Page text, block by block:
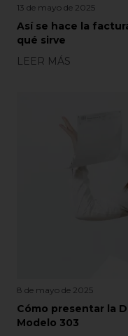
13 de mayo de 2025
Así se hace la
qué sirve
LEER MÁS
8 de mayo de 2025
Cómo presentar la
Modelo 303